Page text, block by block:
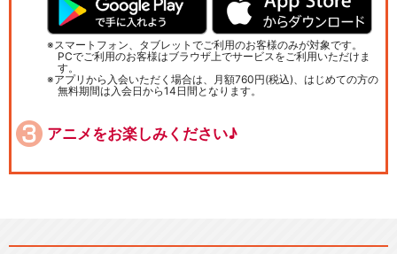
スマートフォン、タブレットでご利用のお客様のみが対象です。
PCでご利用のお客様はブラウザ上でサービスをご利用いただけま
す。
アプリから入会いただく場合は、月額760円(税込)、はじめての方の
無料期間は入会日から14日間となります。
アニメをお楽しみください♪